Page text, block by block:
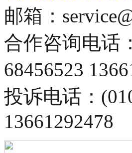
邮箱：
合作咨询电话
68456523
投诉电话：
13661292478